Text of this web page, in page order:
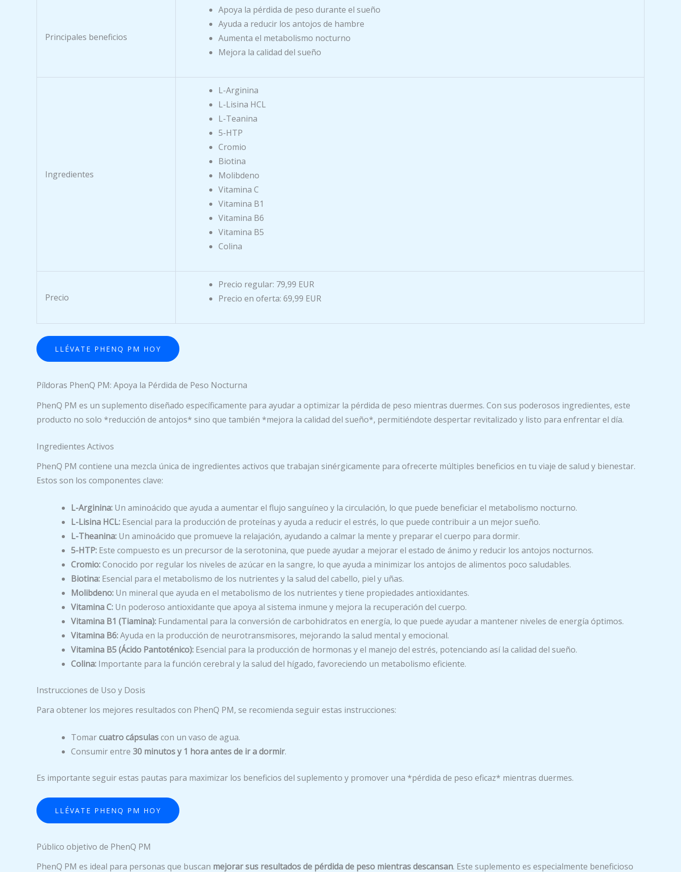
Principales beneficios
Apoya la pérdida de peso durante el sueño
Ayuda a reducir los antojos de hambre
Aumenta el metabolismo nocturno
Mejora la calidad del sueño
Ingredientes
L-Arginina
L-Lisina HCL
L-Teanina
5-HTP
Cromio
Biotina
Molibdeno
Vitamina C
Vitamina B1
Vitamina B6
Vitamina B5
Colina
Precio
Precio regular: 79,99 EUR
Precio en oferta: 69,99 EUR
LLÉVATE PHENQ PM HOY
Píldoras PhenQ PM: Apoya la Pérdida de Peso Nocturna
PhenQ PM es un suplemento diseñado específicamente para ayudar a optimizar la pérdida de peso mientras duermes. Con sus poderosos ingredientes, este
producto no solo *reducción de antojos* sino que también *mejora la calidad del sueño*, permitiéndote despertar revitalizado y listo para enfrentar el día.
Ingredientes Activos
PhenQ PM contiene una mezcla única de ingredientes activos que trabajan sinérgicamente para ofrecerte múltiples beneficios en tu viaje de salud y bienestar.
Estos son los componentes clave:
L-Arginina: Un aminoácido que ayuda a aumentar el flujo sanguíneo y la circulación, lo que puede beneficiar el metabolismo nocturno.
L-Lisina HCL: Esencial para la producción de proteínas y ayuda a reducir el estrés, lo que puede contribuir a un mejor sueño.
L-Theanina: Un aminoácido que promueve la relajación, ayudando a calmar la mente y preparar el cuerpo para dormir.
5-HTP: Este compuesto es un precursor de la serotonina, que puede ayudar a mejorar el estado de ánimo y reducir los antojos nocturnos.
Cromio:Conocido por regular los niveles de azúcar en la sangre, lo que ayuda a minimizar los antojos de alimentos poco saludables.
Biotina: Esencial para el metabolismo de los nutrientes y la salud del cabello, piel y uñas.
Molibdeno: Un mineral que ayuda en el metabolismo de los nutrientes y tiene propiedades antioxidantes.
Vitamina C: Un poderoso antioxidante que apoya al sistema inmune y mejora la recuperación del cuerpo.
Vitamina B1 (Tiamina): Fundamental para la conversión de carbohidratos en energía, lo que puede ayudar a mantener niveles de energía óptimos.
Vitamina B6:Ayuda en la producción de neurotransmisores, mejorando la salud mental y emocional.
Vitamina B5 (Ácido Pantoténico): Esencial para la producción de hormonas y el manejo del estrés, potenciando así la calidad del sueño.
Colina: Importante para la función cerebral y la salud del hígado, favoreciendo un metabolismo eficiente.
Instrucciones de Uso y Dosis
Para obtener los mejores resultados con PhenQ PM, se recomienda seguir estas instrucciones:
Tomarcuatro cápsulascon un vaso de agua.
Consumir entre 30 minutos y 1 hora antes de ir a dormir.
Es importante seguir estas pautas para maximizar los beneficios del suplemento y promover una *pérdida de peso eficaz* mientras duermes.
LLÉVATE PHENQ PM HOY
Público objetivo de PhenQ PM
PhenQ PM es ideal para personas que buscan mejorar sus resultados de pérdida de peso mientras descansan. Este suplemento es especialmente beneficioso